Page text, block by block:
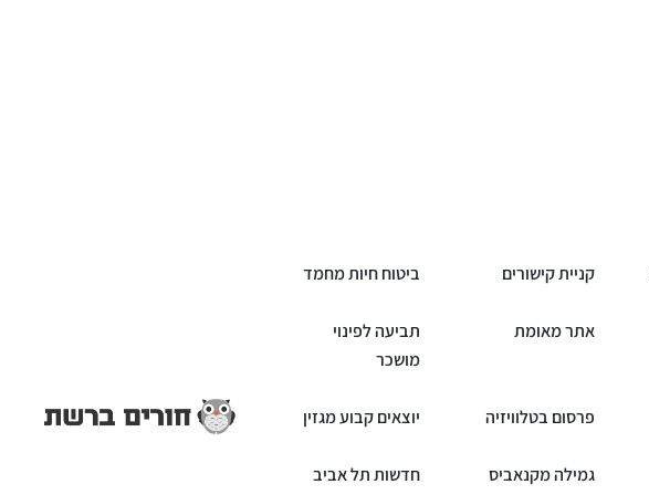
קניית קישורים ביטוח חיות מחמד
אתר מאומת
תביעה לפינוי
מושכר
פרסום בטלוויזיה יוצאים קבוע מגזין
גמילה מקנאביס חדשות תל אביב